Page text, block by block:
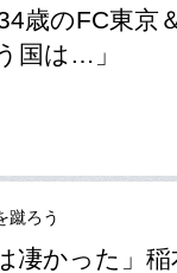
歳のFC東京
国は…」
蹴ろう
凄かった」